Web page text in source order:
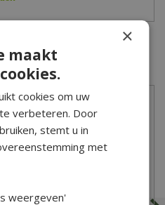
met onze klantenservice
×
maakt
cookies om uw
verbeteren. Door
stemt u in
met
weergeven'